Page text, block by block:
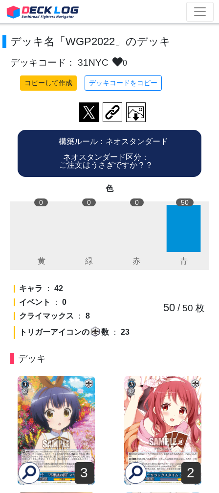
デッキ名「WGP2022」のデッキ
デッキコード： 31NYC 0
コピーして作成 デッキコードをコピー
構築ルール：ネオスタンダード
ネオスタンダード区分：
ご注文はうさぎですか？？
色
0 0 0 50
キャラ ： 42
イベント
： 0
クライマックス ： 8
トリガーアイコンの
数 ： 23
50/ 50 枚
デッキ
3 2